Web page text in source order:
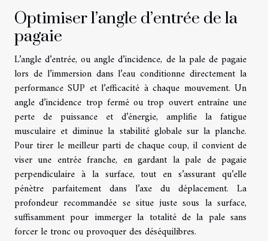
Optimiser l’angle d’entrée de la
pagaie
L’angle d’entrée, ou angle d’incidence, de la pale de pagaie
lors de l’immersion dans l’eau conditionne directement la
performance SUP et l’efficacité à chaque mouvement. Un
angle d’incidence trop fermé ou trop ouvert entraîne une
perte de puissance et d’énergie, amplifie la fatigue
musculaire et diminue la stabilité globale sur la planche.
Pour tirer le meilleur parti de chaque coup, il convient de
viser une entrée franche, en gardant la pale de pagaie
perpendiculaire à la surface, tout en s’assurant qu’elle
pénètre parfaitement dans l’axe du déplacement. La
profondeur recommandée se situe juste sous la surface,
suffisamment pour immerger la totalité de la pale sans
forcer le tronc ou provoquer des déséquilibres.